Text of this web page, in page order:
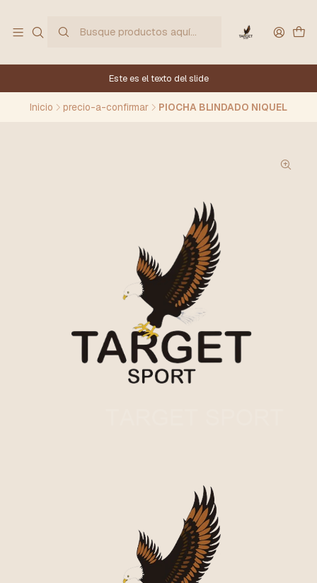
Este es el texto del slide
Inicio precio-a-confirmar PIOCHA BLINDADO NIQUEL